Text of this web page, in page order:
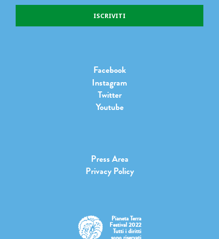
Facebook
Instagram
Twitter
Youtube
Press Area
Privacy Policy
Pianeta Terra
Festival 2022
Tutti i diritti